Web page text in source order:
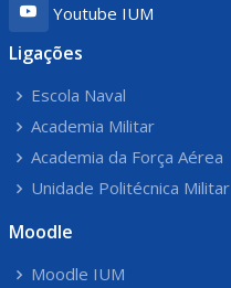
Youtube IUM
Ligações
Escola Naval
Academia Militar
Academia da Força Aérea
Unidade Politécnica Militar
Moodle
Moodle IUM